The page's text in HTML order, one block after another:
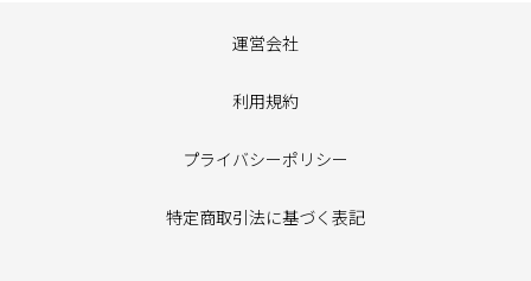
運営会社
利用規約
プライバシーポリシー
特定商取引法に基づく表記